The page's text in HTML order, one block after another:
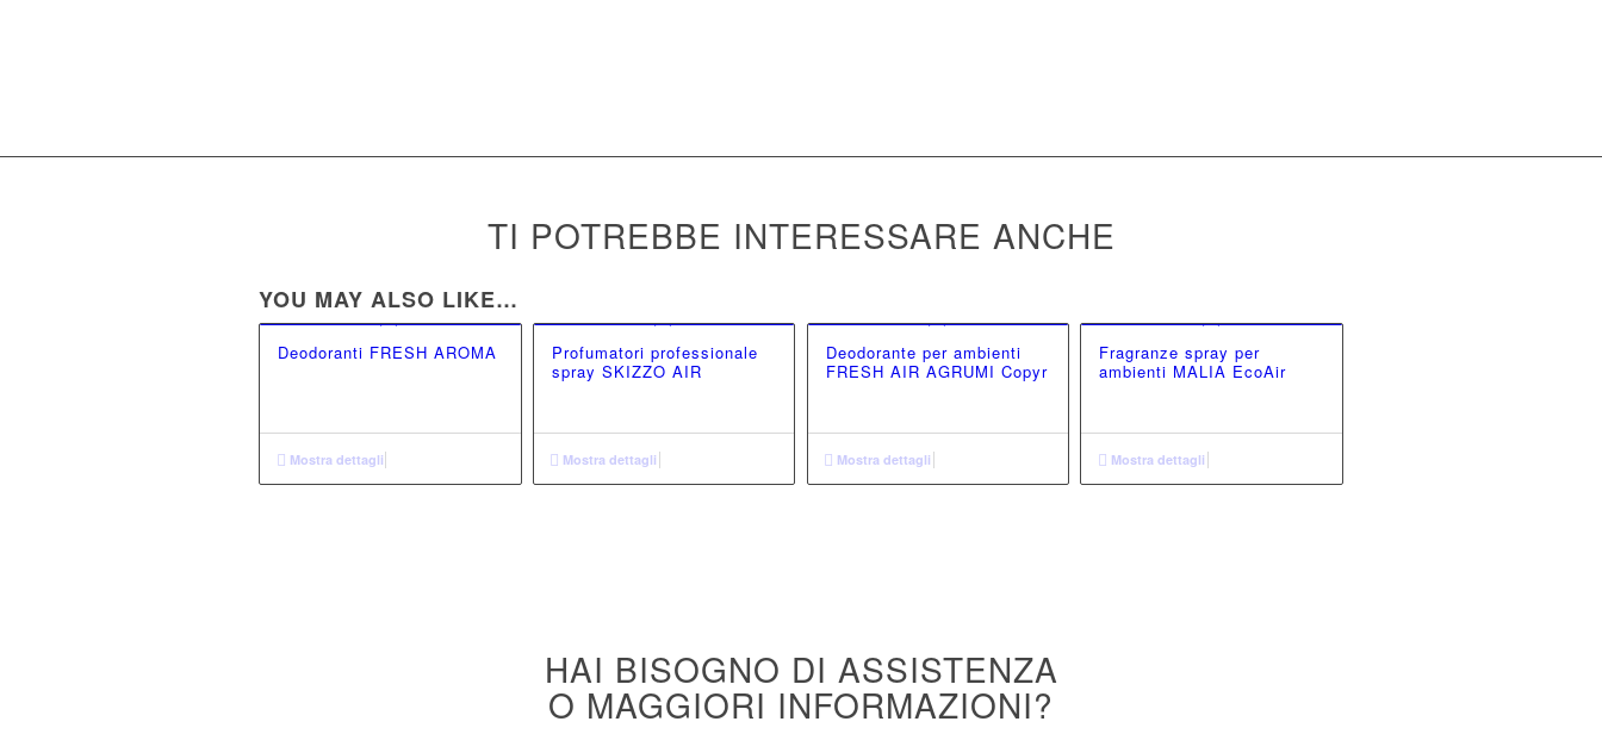
TI POTREBBE INTERESSARE ANCHE
YOU MAY ALSO LIKE…
Deodoranti FRESH AROMA
Mostra dettagli
Profumatori professionale
spray SKIZZO AIR
Mostra dettagli
Deodorante per ambienti
FRESH AIR AGRUMI Copyr
Mostra dettagli
Fragranze spray per
ambienti MALIA EcoAir
Mostra dettagli
HAI BISOGNO DI ASSISTENZA
O MAGGIORI INFORMAZIONI?